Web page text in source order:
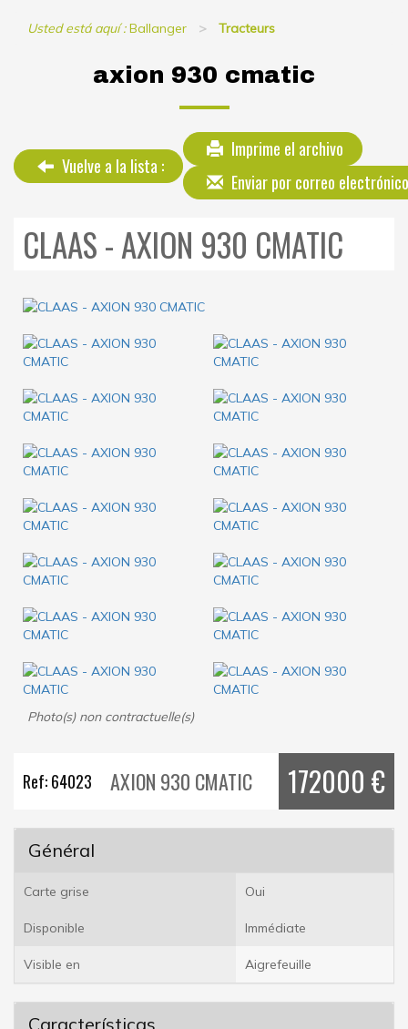
Usted está aquí :Ballanger Tracteurs
axion 930 cmatic
Vuelve a la lista :
Imprime el archivo
Enviar por correo electrónico
CLAAS - AXION 930 CMATIC
Photo(s) non contractuelle(s)
Ref: 64023 AXION 930 CMATIC 172000 €
Général
Carte grise Oui
Disponible Immédiate
Visible en Aigrefeuille
Características